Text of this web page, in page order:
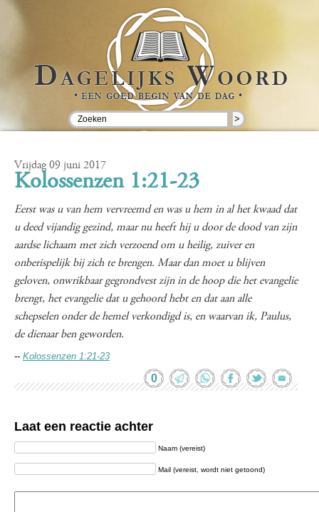
>
Vrijdag 09 juni 2017
Kolossenzen 1:21-23
Eerst was u van hem vervreemd en was u hem in al het kwaad dat
u deed vijandig gezind, maar nu heeft hij u door de dood van zijn
aardse lichaam met zich verzoend om u heilig, zuiver en
onberispelijk bij zich te brengen. Maar dan moet u blijven
geloven, onwrikbaar gegrondvest zijn in de hoop die het evangelie
brengt, het evangelie dat u gehoord hebt en dat aan alle
schepselen onder de hemel verkondigd is, en waarvan ik, Paulus,
de dienaar ben geworden.
-- Kolossenzen 1:21-23
0
Laat een reactie achter
Naam (vereist)
Mail (vereist, wordt niet getoond)